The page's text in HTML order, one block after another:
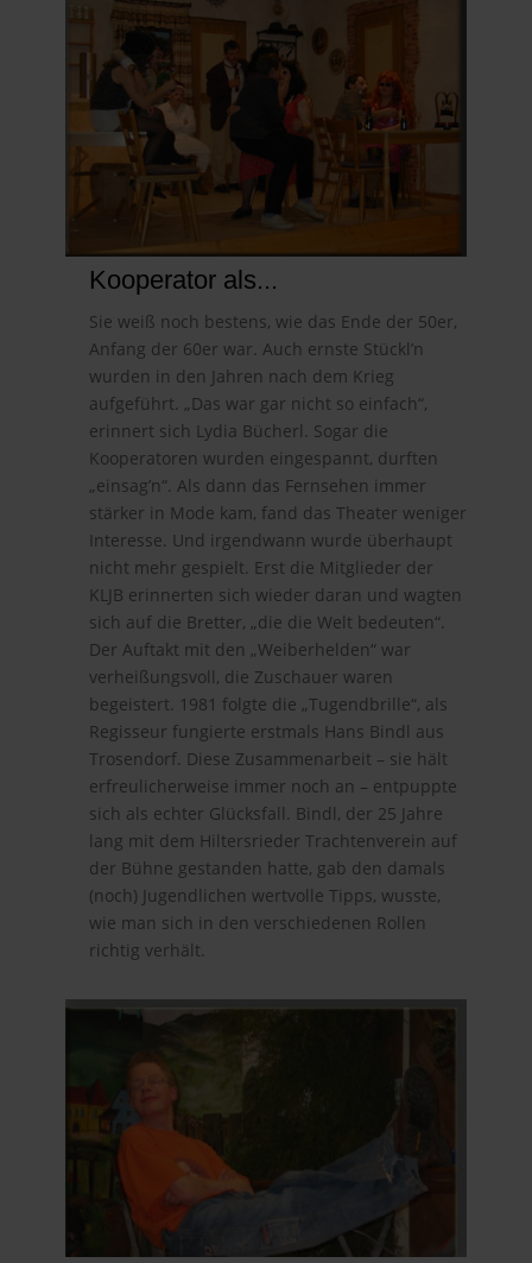
Kooperator als...
Sie weiß noch bestens, wie das Ende der 50er,
Anfang der 60er war. Auch ernste Stückl’n
wurden in den Jahren nach dem Krieg
aufgeführt. „Das war gar nicht so einfach“,
erinnert sich Lydia Bücherl. Sogar die
Kooperatoren wurden eingespannt, durften
„einsag’n“. Als dann das Fernsehen immer
stärker in Mode kam, fand das Theater weniger
Interesse. Und irgendwann wurde überhaupt
nicht mehr gespielt. Erst die Mitglieder der
KLJB erinnerten sich wieder daran und wagten
sich auf die Bretter, „die die Welt bedeuten“.
Der Auftakt mit den „Weiberhelden“ war
verheißungsvoll, die Zuschauer waren
begeistert. 1981 folgte die „Tugendbrille“, als
Regisseur fungierte erstmals Hans Bindl aus
Trosendorf. Diese Zusammenarbeit – sie hält
erfreulicherweise immer noch an – entpuppte
sich als echter Glücksfall. Bindl, der 25 Jahre
lang mit dem Hiltersrieder Trachtenverein auf
der Bühne gestanden hatte, gab den damals
(noch) Jugendlichen wertvolle Tipps, wusste,
wie man sich in den verschiedenen Rollen
richtig verhält.